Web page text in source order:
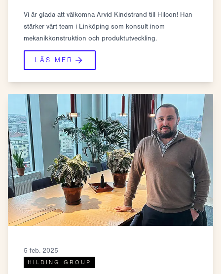
Vi är glada att välkomna Arvid Kindstrand till Hilcon! Han
stärker vårt team i Linköping som konsult inom
mekanikkonstruktion och produktutveckling.
LÄS MER
5 feb. 2025
HILDING GROUP